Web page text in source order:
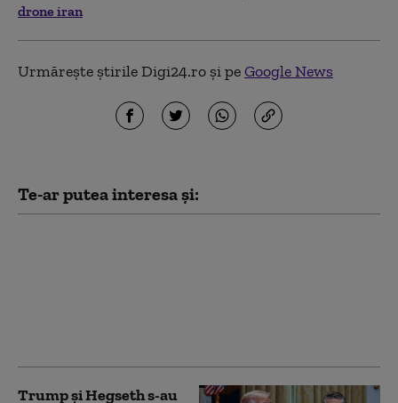
drone iran
Urmărește știrile Digi24.ro și peGoogle News
Te-ar putea interesa și:
Trump şi Hegseth s-au